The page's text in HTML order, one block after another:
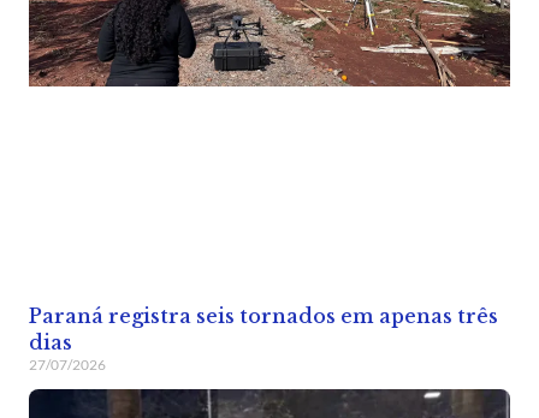
Paraná registra seis tornados em apenas três
dias
27/07/2026